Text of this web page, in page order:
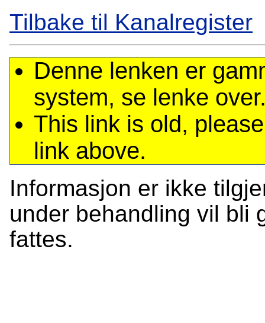
Tilbake til Kanalregister
Denne lenken er
system, se lenke
This link is old,
link above.
Informasjon er ikke
under behandling vil bli
fattes.